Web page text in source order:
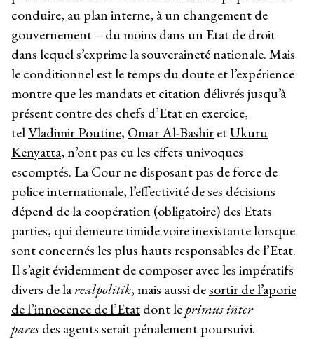
conduire, au plan interne, à un changement de
gouvernement – du moins dans un Etat de droit
dans lequel s’exprime la souveraineté nationale. Mais
le conditionnel est le temps du doute et l’expérience
montre que les mandats et citation délivrés jusqu’à
présent contre des chefs d’Etat en exercice,
telVladimir Poutine, Omar Al-BashiretUkuru
Kenyatta, n’ont pas eu les effets univoques
escomptés. La Cour ne disposant pas de force de
police internationale, l’effectivité de ses décisions
dépend de la coopération (obligatoire) des Etats
parties, qui demeure timide voire inexistante lorsque
sont concernés les plus hauts responsables de l’Etat.
Il s’agit évidemment de composer avec les impératifs
divers de larealpolitik, mais aussi desortir de l’aporie
de l’innocence de l’Etatdont leprimus inter
paresdes agents serait pénalement poursuivi.